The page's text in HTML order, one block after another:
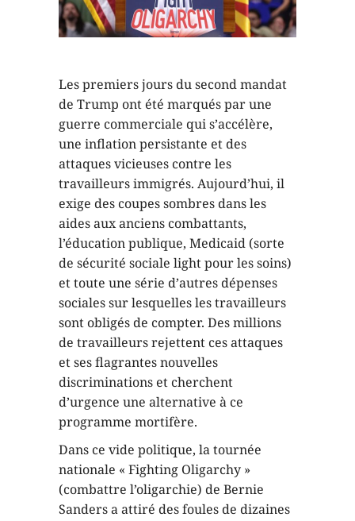
Les premiers jours du second mandat
de Trump ont été marqués par une
guerre commerciale qui s’accélère,
une inflation persistante et des
attaques vicieuses contre les
travailleurs immigrés. Aujourd’hui, il
exige des coupes sombres dans les
aides aux anciens combattants,
l’éducation publique, Medicaid (sorte
de sécurité sociale light pour les soins)
et toute une série d’autres dépenses
sociales sur lesquelles les travailleurs
sont obligés de compter. Des millions
de travailleurs rejettent ces attaques
et ses flagrantes nouvelles
discriminations et cherchent
d’urgence une alternative à ce
programme mortifère.
Dans ce vide politique, la tournée
nationale « Fighting Oligarchy »
(combattre l’oligarchie) de Bernie
Sanders a attiré des foules de dizaines